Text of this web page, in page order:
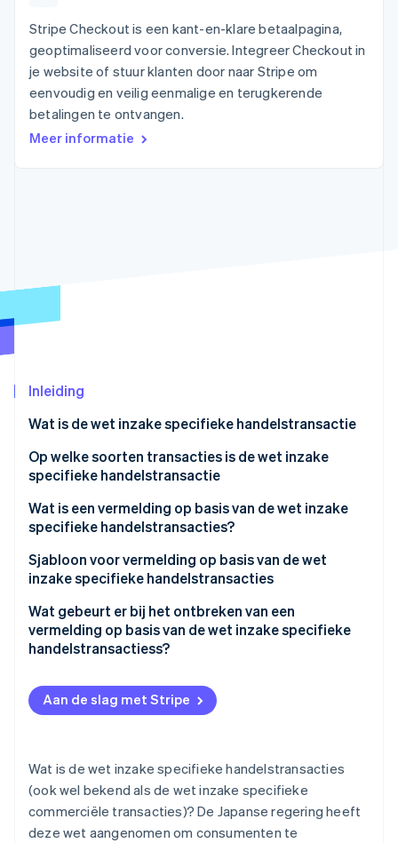
Climate
CO₂-verwijdering
Identity
Online identiteitsverificatie
Ecosysteem
Partners
Stripe App Marketplace
Stripe Checkout is een kant-en-klare betaalpagina,
geoptimaliseerd voor conversie. Integreer Checkout in
je website of stuur klanten door naar Stripe om
eenvoudig en veilig eenmalige en terugkerende
betalingen te ontvangen.
Meer informatie
Inleiding
Wat is de wet inzake specifieke handelstransactie
Administratieve bepalingen
Civiele voorschriften
Op welke soorten transacties is de wet inzake
specifieke handelstransactie
Verkoop aan de deur
Postorder
Telemarketing
Ketenverwijzingstransacties
Aanbod van gespecificeerde doorlopende diensten
Verkoop aan de deur
Wat is een vermelding op basis van de wet inzake
specifieke handelstransacties?
Sjabloon voor vermelding op basis van de wet
inzake specifieke handelstransacties
Wat gebeurt er bij het ontbreken van een
vermelding op basis van de wet inzake specifieke
handelstransactiess?
Aan de slag met Stripe
Wat is de wet inzake specifieke handelstransacties
(ook wel bekend als de wet inzake specifieke
commerciële transacties)? De Japanse regering heeft
deze wet aangenomen om consumenten te